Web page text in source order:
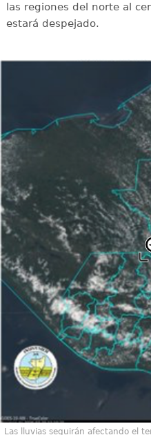
las regiones del norte al
estará despejado.
Las lluvias seguirán afectando el